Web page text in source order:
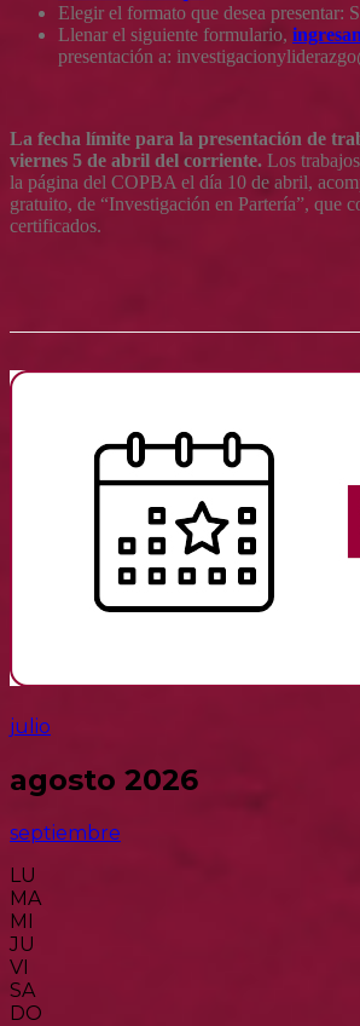
Elegir el formato que desea presentar:
Llenar el siguiente formulario,
presentación a:
La fecha límite para la presentación de
viernes 5 de abril del corriente. Los
la página del COPBA el día 10 de abril,
gratuito, de “Investigación en Partería”, que
certificados.
julio
agosto 2026
septiembre
LU
MA
MI
JU
VI
SA
DO